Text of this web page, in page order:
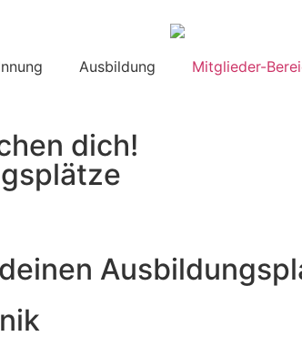
Ausbildung Mitglieder-
dich!